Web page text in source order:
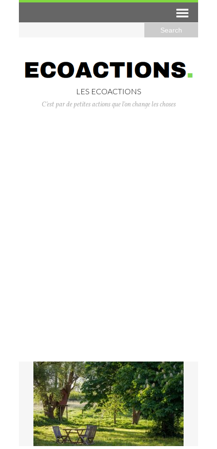
LES ECOACTIONS
C'est par de petites actions que l'on change les choses